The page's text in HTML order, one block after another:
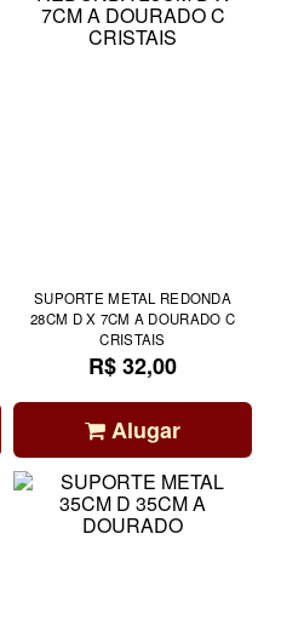
SUPORTE METAL REDONDA
28CM D X 7CM A DOURADO C
CRISTAIS
R$ 32,00
Alugar